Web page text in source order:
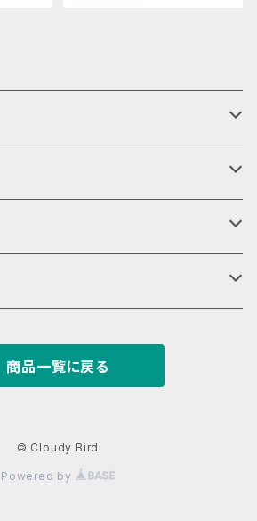
・ケース
商品一覧に戻る
© Cloudy Bird
Powered by